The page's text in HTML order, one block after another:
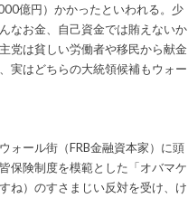
億円）かかったといわれる。少
なお金、自己資金では賄えないか
党は貧しい労働者や移民から献金
実はどちらの大統領候補もウォー
ォール街（FRB金融資本家）に頭
保険制度を模範とした「オバマケ
ね）のすさまじい反対を受け、け